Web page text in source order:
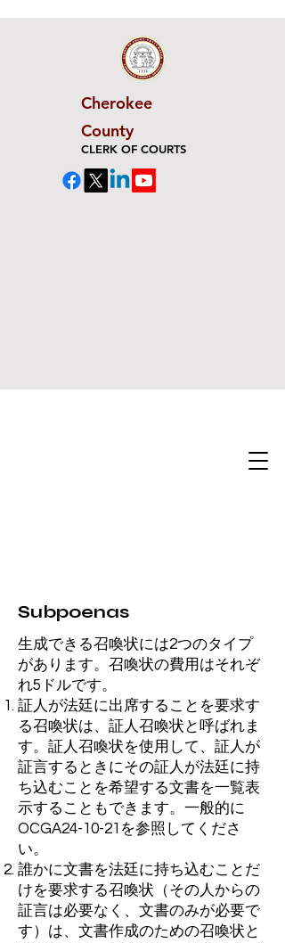
Cherokee
County
CLERK OF COURTS
Subpoenas
生成できる召喚状には2つのタイプ
があります。召喚状の費用はそれぞ
れ5ドルです。
証人が法廷に出席することを要求す
る召喚状は、証人召喚状と呼ばれま
す。証人召喚状を使用して、証人が
証言するときにその証人が法廷に持
ち込むことを希望する文書を一覧表
示することもできます。一般的に
OCGA24-10-21を参照してくださ
い。
誰かに文書を法廷に持ち込むことだ
けを要求する召喚状（その人からの
証言は必要なく、文書のみが必要で
す）は、文書作成のための召喚状と